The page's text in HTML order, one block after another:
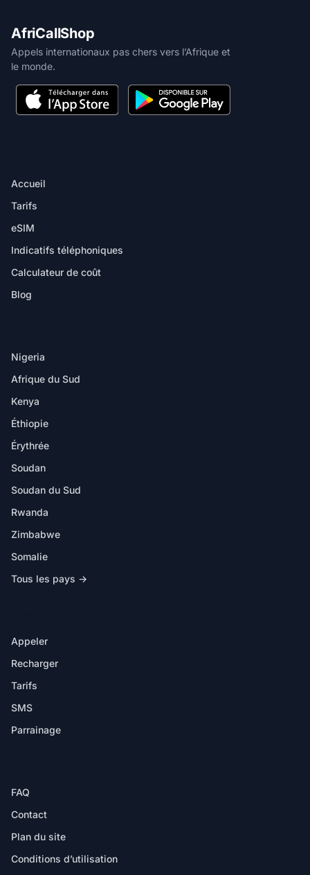
AfriCallShop
Appels internationaux pas chers vers l’Afrique et
le monde.
Accueil
Tarifs
eSIM
Indicatifs téléphoniques
Calculateur de coût
Blog
Nigeria
Afrique du Sud
Kenya
Éthiopie
Érythrée
Soudan
Soudan du Sud
Rwanda
Zimbabwe
Somalie
Tous les pays →
Appeler
Recharger
Tarifs
SMS
Parrainage
FAQ
Contact
Plan du site
Conditions d’utilisation